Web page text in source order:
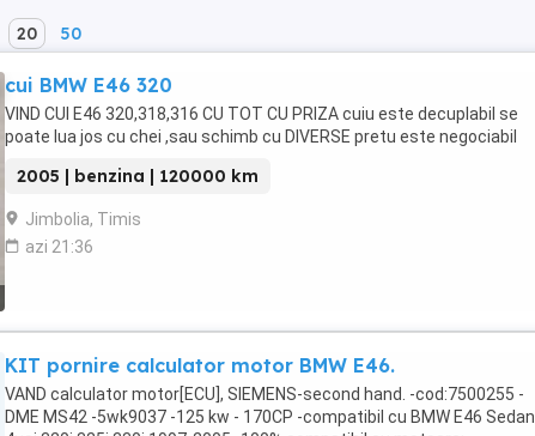
20 50
cui BMW E46 320
VIND CUI E46 320,318,316 CU TOT CU PRIZA cuiu este decuplabil se
poate lua jos cu chei ,sau schimb cu DIVERSE pretu este negociabil
2005 | benzina | 120000 km
Jimbolia, Timis
azi 21:36
KIT pornire calculator motor BMW E46.
VAND calculator motor[ECU], SIEMENS-second hand. -cod:7500255 -
DME MS42 -5wk9037 -125 kw - 170CP -compatibil cu BMW E46 Sedan